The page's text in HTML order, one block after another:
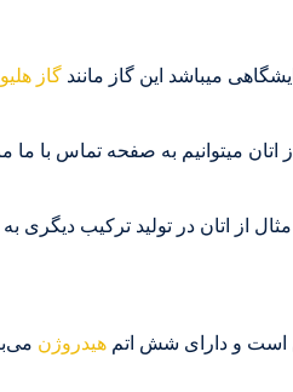
میباشد این گاز مانند گاز
میتوانیم به صفحه تماس با ما
از اتان در تولید ترکیب دیگری
است و دارای شش اتم هیدروژن